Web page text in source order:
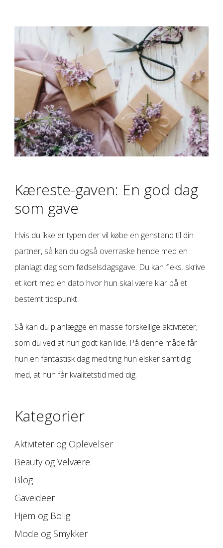
Kæreste-gaven: En god dag
som gave
Hvis du ikke er typen der vil købe en genstand til din
partner, så kan du også overraske hende med en
planlagt dag som fødselsdagsgave. Du kan f.eks. skrive
et kort med en dato hvor hun skal være klar på et
bestemt tidspunkt.
Så kan du planlægge en masse forskellige aktiviteter,
som du ved at hun godt kan lide. På denne måde får
hun en fantastisk dag med ting hun elsker samtidig
med, at hun får kvalitetstid med dig.
Kategorier
Aktiviteter og Oplevelser
Beauty og Velvære
Blog
Gaveideer
Hjem og Bolig
Mode og Smykker